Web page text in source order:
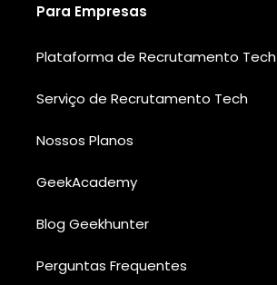
Para Empresas
Plataforma de Recrutamento Tech
Serviço de Recrutamento Tech
Nossos Planos
GeekAcademy
Blog Geekhunter
Perguntas Frequentes